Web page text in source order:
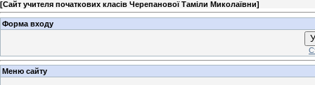
[Сайт учителя початкових класів Черепанової Таміли Миколаївни]
Форма входу
Меню сайту